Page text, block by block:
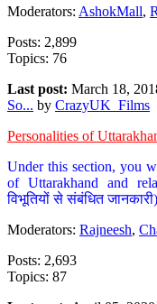
Moderators: AshokMall,
Posts: 2,899
Topics: 76
Last post: March 18,
So... by CrazyUK_Films
Personalities of
Under this section, you
of Uttarakhand and
विभूतियों से संबंधित जानकारी)
Moderators: Rajneesh,
Posts: 2,693
Topics: 87